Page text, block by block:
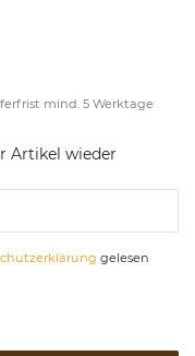
mind. 5 Werktage
Artikel wieder
gelesen